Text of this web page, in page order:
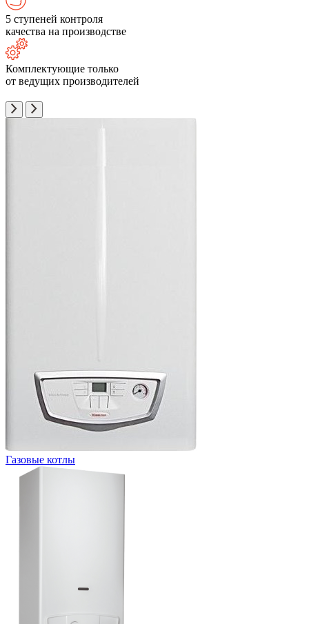
5 ступеней контроля
качества на производстве
Комплектующие только
от ведущих производителей
Газовые котлы